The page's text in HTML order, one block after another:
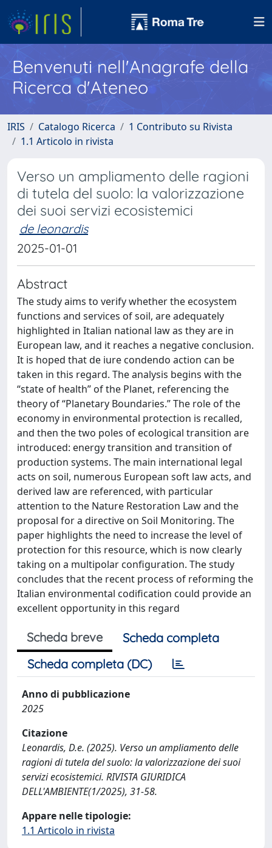
Benvenuti nell'Anagrafe della
Ricerca d'Ateneo
IRIS Catalogo Ricerca
1 Contributo su Rivista
1.1 Articolo in rivista
Verso un ampliamento delle ragioni
di tutela del suolo: la valorizzazione
dei suoi servizi ecosistemici
de leonardis
2025-01-01
Abstract
The study aims to verify whether the ecosystem
functions and services of soil, are adequately
highlighted in Italian national law as they are in
European law, and it reaches a negative conclusion.
It is hoped that de iure condendo action can be
taken in this regard. The analysis begins with the
“state of health” of the Planet, referencing the
theory of “Planetary Boundaries.” The role of the
economy in environmental protection is recalled,
and then the two poles of ecological transition are
introduced: energy transition and transition of
production systems. The main international legal
acts on soil, numerous European soft law acts, and
derived law are referenced, with particular
attention to the Nature Restoration Law and the
proposal for a directive on Soil Monitoring. The
paper highlights the need to increase the level of
protection for this resource, which is now clearly
taking on a multipolar configuration. The study
concludes that the recent process of reforming the
Italian environmental codification could provide an
excellent opportunity in this regard
Scheda breve
Scheda completa
Scheda completa (DC)
Anno di pubblicazione
2025
Citazione
Leonardis, D.e. (2025). Verso un ampliamento delle
ragioni di tutela del suolo: la valorizzazione dei suoi
servizi ecosistemici. RIVISTA GIURIDICA
DELL'AMBIENTE(1/2025), 31-58.
Appare nelle tipologie:
1.1 Articolo in rivista